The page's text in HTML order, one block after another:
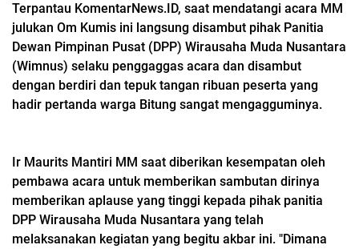
Terpantau KomentarNews.ID, saat mendatangi acara MM
julukan Om Kumis ini langsung disambut pihak Panitia
Dewan Pimpinan Pusat (DPP) Wirausaha Muda Nusantara
(Wimnus) selaku penggaggas acara dan disambut
dengan berdiri dan tepuk tangan ribuan peserta yang
hadir pertanda warga Bitung sangat mengagguminya.
Ir Maurits Mantiri MM saat diberikan kesempatan oleh
pembawa acara untuk memberikan sambutan dirinya
memberikan aplause yang tinggi kepada pihak panitia
DPP Wirausaha Muda Nusantara yang telah
melaksanakan kegiatan yang begitu akbar ini. "Dimana